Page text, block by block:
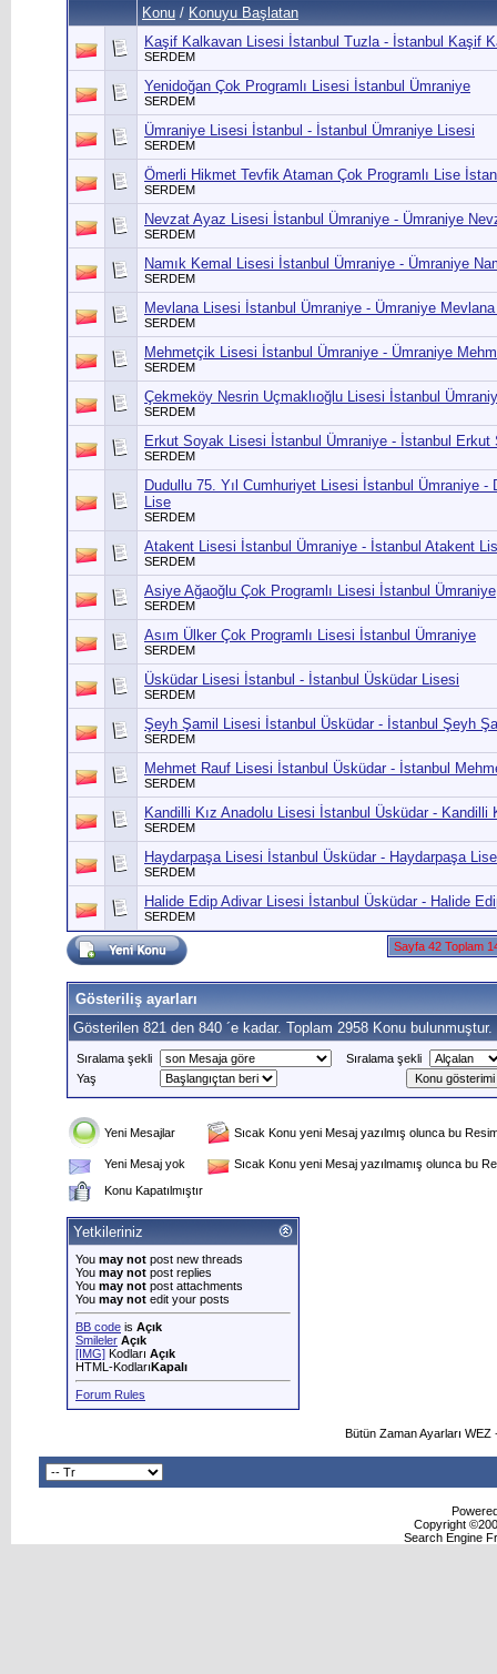
Konu / Konuyu Başlatan
Kaşif Kalkavan Lisesi İstanbul Tuzla - İstanbul Kaşif
SERDEM
Yenidoğan Çok Programlı Lisesi İstanbul Ümraniye
SERDEM
Ümraniye Lisesi İstanbul - İstanbul Ümraniye Lisesi
SERDEM
Ömerli Hikmet Tevfik Ataman Çok Programlı Lise
SERDEM
Nevzat Ayaz Lisesi İstanbul Ümraniye - Ümraniye
SERDEM
Namık Kemal Lisesi İstanbul Ümraniye - Ümraniye
SERDEM
Mevlana Lisesi İstanbul Ümraniye - Ümraniye
SERDEM
Mehmetçik Lisesi İstanbul Ümraniye - Ümraniye
SERDEM
Çekmeköy Nesrin Uçmaklıoğlu Lisesi İstanbul
SERDEM
Erkut Soyak Lisesi İstanbul Ümraniye - İstanbul Erkut
SERDEM
Dudullu 75. Yıl Cumhuriyet Lisesi İstanbul Ümraniye -
Lise
SERDEM
Atakent Lisesi İstanbul Ümraniye - İstanbul Atakent
SERDEM
Asiye Ağaoğlu Çok Programlı Lisesi İstanbul Ümraniye
SERDEM
Asım Ülker Çok Programlı Lisesi İstanbul Ümraniye
SERDEM
Üsküdar Lisesi İstanbul - İstanbul Üsküdar Lisesi
SERDEM
Şeyh Şamil Lisesi İstanbul Üsküdar - İstanbul Şeyh
SERDEM
Mehmet Rauf Lisesi İstanbul Üsküdar - İstanbul
SERDEM
Kandilli Kız Anadolu Lisesi İstanbul Üsküdar - Kandilli
SERDEM
Haydarpaşa Lisesi İstanbul Üsküdar - Haydarpaşa
SERDEM
Halide Edip Adivar Lisesi İstanbul Üsküdar - Halide
SERDEM
Sayfa 42 Toplam
Gösteriliş ayarları
Gösterilen 821 den 840 ´e kadar. Toplam 2958 Konu bulunmuştur.
Sıralama şekli
Sıralama şekli
Yaş
Yeni Mesajlar Sıcak Konu yeni Mesaj yazılmış olunca bu
Yeni Mesaj yok
Sıcak Konu yeni Mesaj yazılmamış olunca bu
Konu Kapatılmıştır
Yetkileriniz
You may not post new threads
You may not post replies
You may not post attachments
You may not edit your posts
BB code is Açık
Smileler Açık
[IMG] Kodları Açık
HTML-KodlarıKapalı
Forum Rules
Bütün Zaman Ayarları
Copyright
Search Engine